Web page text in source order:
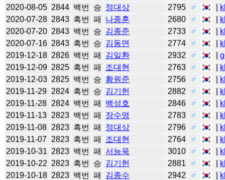
2020-08-05 2844 백번 승 정대상 2795 ♂
2020-07-28 2843 흑번 패 나종훈 2680 ♂
2020-07-20 2843 백번 승 김종준 2733 ♂
2020-07-16 2843 흑번 승 김동면 2774 ♂
2019-12-18 2826 백번 패 김일환 2932 ♂ |
2019-12-09 2825 흑번 패 조대현 2763 ♂
2019-12-03 2825 백번 승 황원준 2756 ♂
2019-11-29 2824 흑번 승 김기헌 2882 ♂
2019-11-28 2824 백번 패 백성호 2846 ♂
2019-11-13 2823 백번 패 장수영 2783 ♂
2019-11-08 2823 흑번 패 정대상 2796 ♂
2019-11-07
2823 흑번 패 조대현 2764 ♂
2019-10-31 2823 백번 패 서능욱 3010 ♂
2019-10-22 2823 흑번 승 김기헌 2881 ♂
2019-10-18 2823 백번 패 김종수 2942 ♂